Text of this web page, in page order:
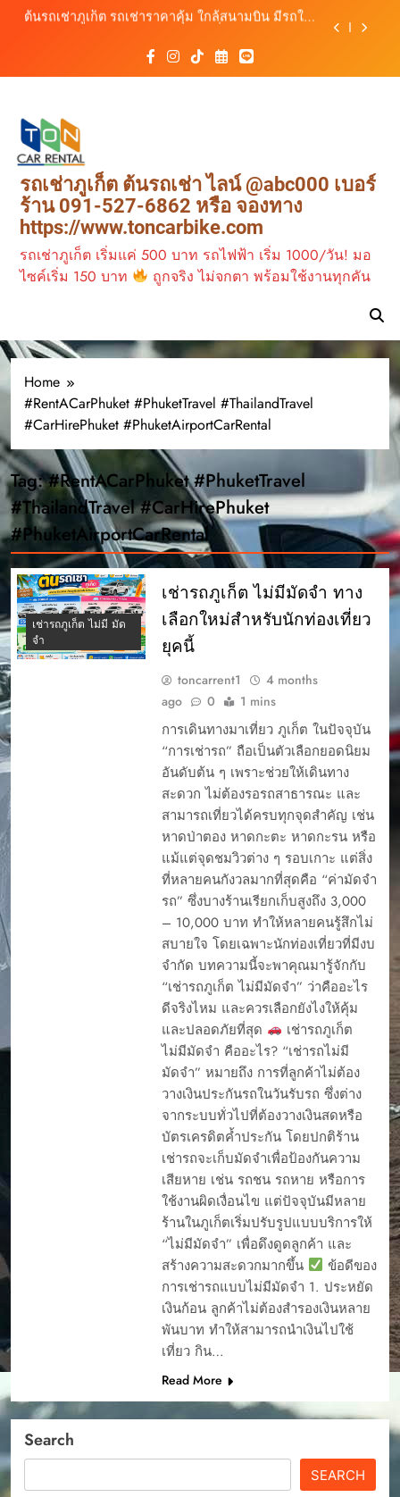
วิเคราะห์ตลาดรถเช่าภูเก็ต 3 เดือนข้างหน้า:
ต้นรถเช่าภูเก็ต บริการรถเช่าครบวงจร ราคาคุ้มค่า
เดินทางสะดวกทุกเส้นทาง
ภูเก็ตคล่องตัว กับต้นรถเช่าภูเก็ต
ต้นรถเช่าภูเก็ต รถเช่าราคาคุ้ม ใกล้สนามบิน มีรถให้
เลือกหลากหลาย พร้อมบริการ 24 ชั่วโมง
วิเคราะห์ตลาดรถเช่าภูเก็ต 3 เดือนข้างหน้า:
สิงหาคม–ตุลาคม 2569
ต้นรถเช่าภูเก็ต บริการรถเช่าครบวงจร ราคาคุ้มค่า
เดินทางสะดวกทุกเส้นทาง
รถเช่าภูเก็ต ต้นรถเช่า ไลน์ @abc000 เบอร์
ร้าน 091-527-6862 หรือ จองทาง
https://www.toncarbike.com
รถเช่าภูเก็ต เริ่มแค่ 500 บาท รถไฟฟ้า เริ่ม 1000/วัน! มอ
ไซค์เริ่ม 150 บาท
ถูกจริง ไม่จกตา พร้อมใช้งานทุกคัน
Home
#RentACarPhuket #PhuketTravel #ThailandTravel
#CarHirePhuket #PhuketAirportCarRental
Tag:#RentACarPhuket #PhuketTravel
#ThailandTravel #CarHirePhuket
#PhuketAirportCarRental
เช่ารถภูเก็ต ไม่มี มัด
จํา
เช่ารถภูเก็ต ไม่มีมัดจำ ทาง
เลือกใหม่สำหรับนักท่องเที่ยว
ยุคนี้
toncarrent1
4 months
ago
0 1 mins
การเดินทางมาเที่ยว ภูเก็ต ในปัจจุบัน
“การเช่ารถ” ถือเป็นตัวเลือกยอดนิยม
อันดับต้น ๆ เพราะช่วยให้เดินทาง
สะดวก ไม่ต้องรอรถสาธารณะ และ
สามารถเที่ยวได้ครบทุกจุดสำคัญ เช่น
หาดป่าตอง หาดกะตะ หาดกะรน หรือ
แม้แต่จุดชมวิวต่าง ๆ รอบเกาะ แต่สิ่ง
ที่หลายคนกังวลมากที่สุดคือ “ค่ามัดจำ
รถ” ซึ่งบางร้านเรียกเก็บสูงถึง 3,000
– 10,000 บาท ทำให้หลายคนรู้สึกไม่
สบายใจ โดยเฉพาะนักท่องเที่ยวที่มีงบ
จำกัด บทความนี้จะพาคุณมารู้จักกับ
“เช่ารถภูเก็ต ไม่มีมัดจำ” ว่าคืออะไร
ดีจริงไหม และควรเลือกยังไงให้คุ้ม
และปลอดภัยที่สุด
เช่ารถภูเก็ต
ไม่มีมัดจำ คืออะไร? “เช่ารถไม่มี
มัดจำ” หมายถึง การที่ลูกค้าไม่ต้อง
วางเงินประกันรถในวันรับรถ ซึ่งต่าง
จากระบบทั่วไปที่ต้องวางเงินสดหรือ
บัตรเครดิตค้ำประกัน โดยปกติร้าน
เช่ารถจะเก็บมัดจำเพื่อป้องกันความ
เสียหาย เช่น รถชน รถหาย หรือการ
ใช้งานผิดเงื่อนไข แต่ปัจจุบันมีหลาย
ร้านในภูเก็ตเริ่มปรับรูปแบบบริการให้
“ไม่มีมัดจำ” เพื่อดึงดูดลูกค้า และ
สร้างความสะดวกมากขึ้น
ข้อดีของ
การเช่ารถแบบไม่มีมัดจำ 1. ประหยัด
เงินก้อน ลูกค้าไม่ต้องสำรองเงินหลาย
พันบาท ทำให้สามารถนำเงินไปใช้
เที่ยว กิน…
Read More
Search
SEARCH